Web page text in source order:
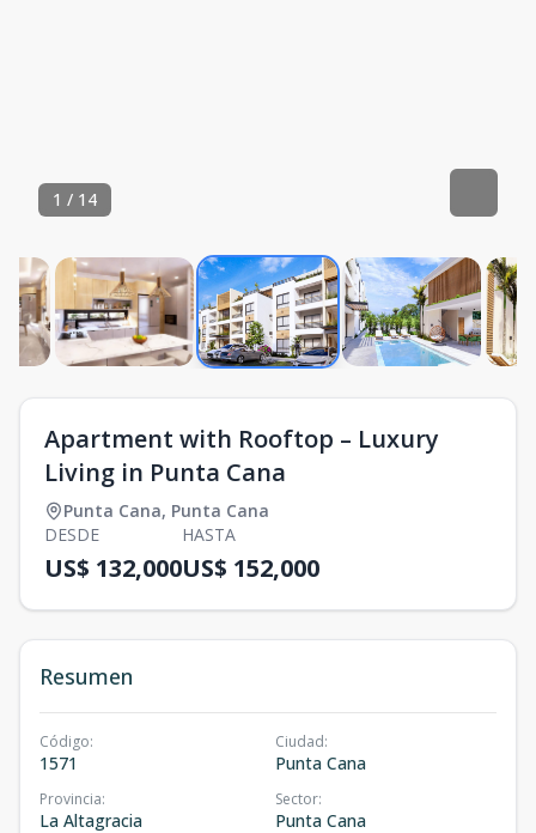
1 / 14
Apartment with Rooftop – Luxury
Living in Punta Cana
Punta Cana, Punta Cana
DESDE
US$ 132,000
HASTA
US$ 152,000
Resumen
Código:
1571
Ciudad:
Punta Cana
Provincia:
La Altagracia
Sector:
Punta Cana